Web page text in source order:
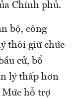
Chính phủ.
bộ, công
thôi giữ chức
cử, bổ
lý thấp hơn
Mức hỗ trợ